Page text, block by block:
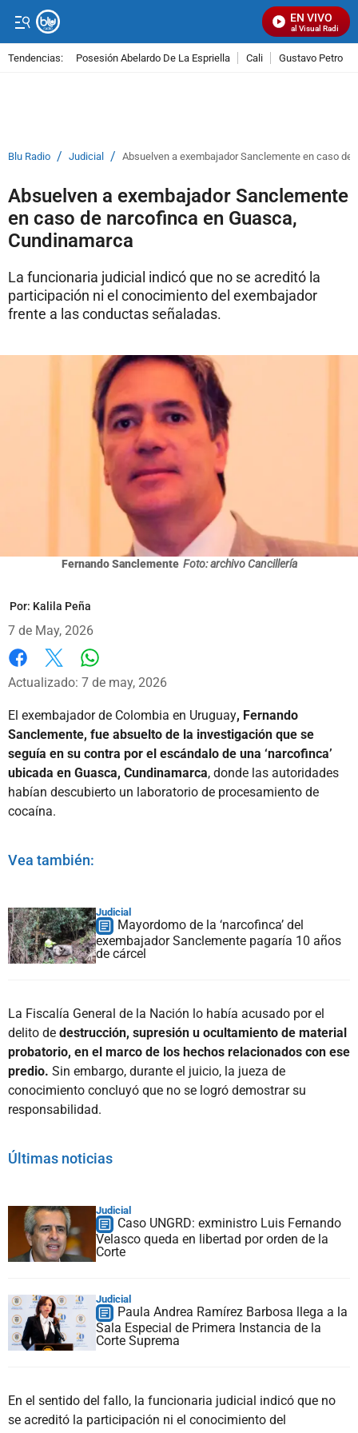
EN VIVO
Señal Visual Radio
Tendencias: Posesión Abelardo De La Espriella Cali Gustavo Petro
Blu Radio / Judicial / Absuelven a exembajador Sanclemente en caso
Absuelven a exembajador Sanclemente
en caso de narcofinca en Guasca,
Cundinamarca
La funcionaria judicial indicó que no se acreditó la
participación ni el conocimiento del exembajador
frente a las conductas señaladas.
Fernando Sanclemente Foto: archivo Cancillería
Por: Kalila Peña
7 de May, 2026
Facebook
X
Actualizado: 7 de may, 2026
El exembajador de Colombia en Uruguay, Fernando
Sanclemente, fue absuelto de la investigación que se
seguía en su contra por el escándalo de una ‘narcofinca’
ubicada en Guasca, Cundinamarca, donde las autoridades
habían descubierto un laboratorio de procesamiento de
cocaína.
Vea también:
Judicial
Mayordomo de la ‘narcofinca’ del
exembajador Sanclemente pagaría 10 años
de cárcel
La Fiscalía General de la Nación lo había acusado por el
delito de destrucción, supresión u ocultamiento de material
probatorio, en el marco de los hechos relacionados con ese
predio. Sin embargo, durante el juicio, la jueza de
conocimiento concluyó que no se logró demostrar su
responsabilidad.
Últimas noticias
Judicial
Caso UNGRD: exministro Luis Fernando
Velasco queda en libertad por orden de la
Corte
Judicial
Paula Andrea Ramírez Barbosa llega a la
Sala Especial de Primera Instancia de la
Corte Suprema
En el sentido del fallo, la funcionaria judicial indicó que no
se acreditó la participación ni el conocimiento del